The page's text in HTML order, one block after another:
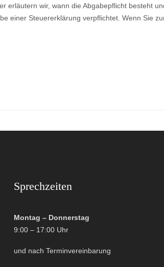
wir, wann die Abgabepflicht besteht
einer Steuererklärung verpflichtet. Wenn Sie
Sprechzeiten
Montag – Donnerstag
9:00 – 17:00 Uhr
und nach Terminvereinbarung